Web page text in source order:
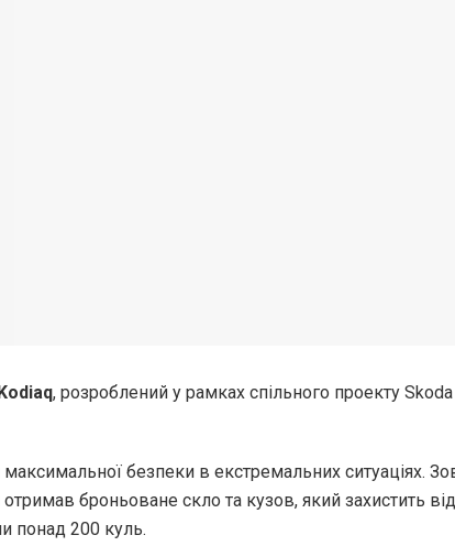
Kodiaq, розроблений у рамках спільного проекту
безпеки в екстремальних ситуаціях.
броньоване скло та кузов, який захистить
понад 200 куль.